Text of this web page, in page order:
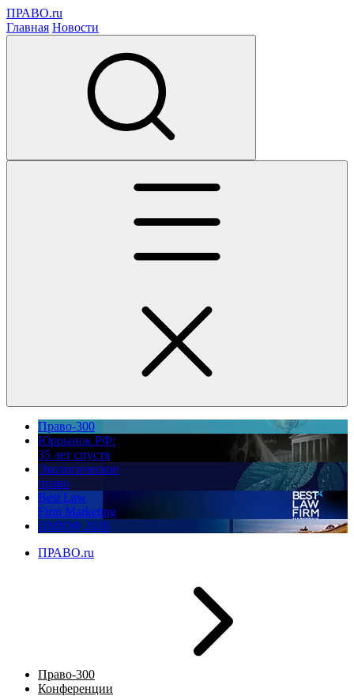
ПРАВО.ru
Главная Новости
Право-300
Юррынок РФ:
35 лет спустя
Экологическое
право
Best Law
Firm Marketing
ПМЮФ 2026
ПРАВО.ru
Право-300
Конференции